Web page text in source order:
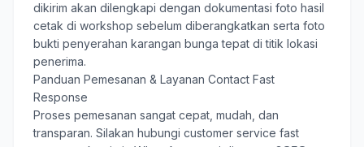
dikirim akan dilengkapi dengan dokumentasi foto hasil
cetak di workshop sebelum diberangkatkan serta foto
bukti penyerahan karangan bunga tepat di titik lokasi
penerima.
Panduan Pemesanan & Layanan Contact Fast
Response
Proses pemesanan sangat cepat, mudah, dan
transparan. Silakan hubungi customer service fast